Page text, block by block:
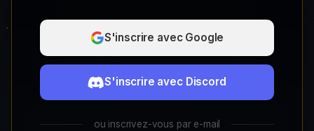
S'inscrire avec Google
S'inscrire avec Discord
ou inscrivez-vous par e-mail